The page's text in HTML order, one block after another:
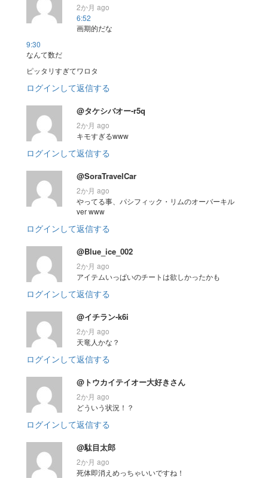
2か月 ago
6:52
画期的だな
9:30
なんて数だ
ピッタリすぎてワロタ
ログインして返信する
@タケシバオー-r5q
2か月 ago
キモすぎるwww
ログインして返信する
@SoraTravelCar
2か月 ago
やってる事、パシフィック・リムのオーバーキル
ver www
ログインして返信する
@Blue_ice_002
2か月 ago
アイテムいっぱいのチートは欲しかったかも
ログインして返信する
@イチラン-k6i
2か月 ago
天竜人かな？
ログインして返信する
@トウカイテイオー大好きさん
2か月 ago
どういう状況！？
ログインして返信する
@駄目太郎
2か月 ago
死体即消えめっちゃいいですね！